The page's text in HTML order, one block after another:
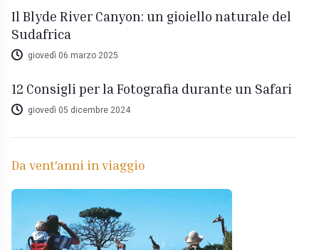
Il Blyde River Canyon: un gioiello naturale del
Sudafrica
giovedì 06 marzo 2025
12 Consigli per la Fotografia durante un Safari
giovedì 05 dicembre 2024
Da vent'anni in viaggio